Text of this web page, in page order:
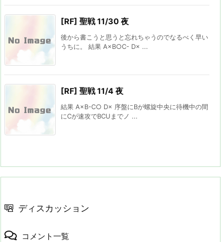
[RF] 聖戦 11/30 夜
後から書こうと思うと忘れちゃうのでなるべく早い
うちに。 結果 A×B○C- D× ...
[RF] 聖戦 11/4 夜
結果 A×B-C○ D× 序盤にBが螺旋中央に待機中の間
にCが速攻でBCUまでノ ...
ディスカッション
コメント一覧